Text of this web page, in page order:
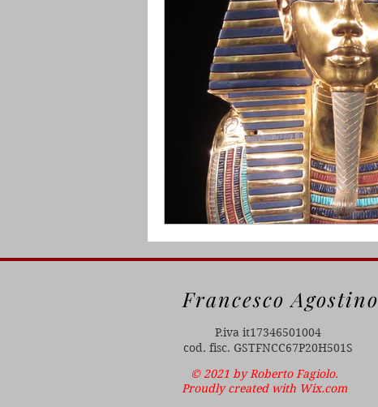
Francesco Agostino
P.iva it17346501004
cod. fisc. GSTFNCC67P20H501S
© 2021 by Roberto Fagiolo.
Proudly created with Wix.com